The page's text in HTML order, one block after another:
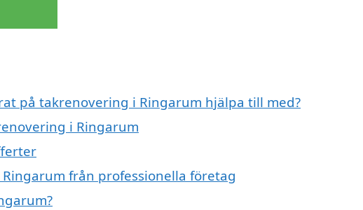
på takrenovering i Ringarum hjälpa till med?
i Ringarum
från professionella företag